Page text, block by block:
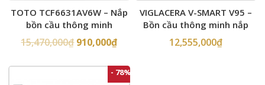
TOTO TCF6631AV6W – Nắp
bồn cầu thông minh
15,470,000₫ 910,000₫
VIGLACERA V-SMART V95 –
Bồn cầu thông minh nắp
rửa điện tử
12,555,000₫
- 78%